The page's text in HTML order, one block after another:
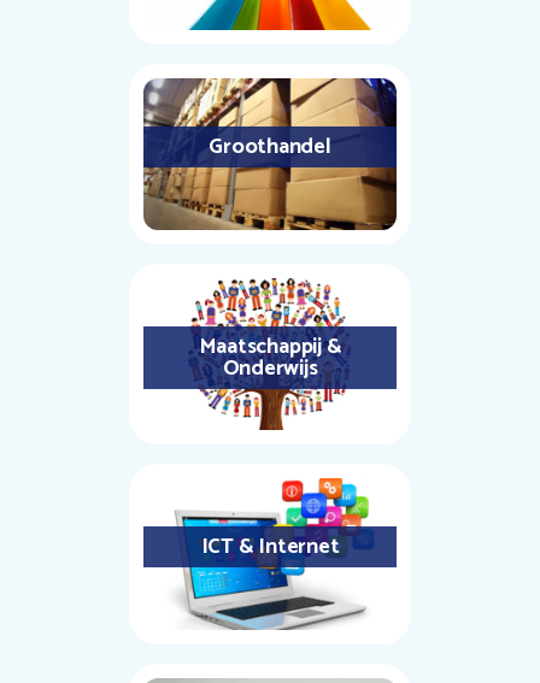
Groothandel
Maatschappij &
Onderwijs
ICT & Internet